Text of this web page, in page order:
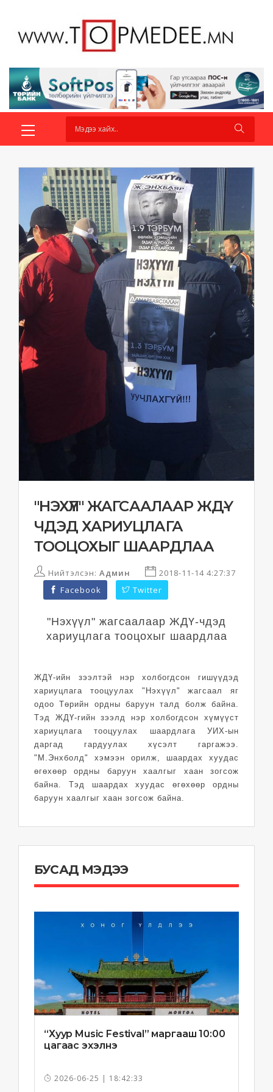
"НЭХҮҮЛ" ЖАГСААЛААР ЖДҮ-
ЧДЭД ХАРИУЦЛАГА
ТООЦОХЫГ ШААРДЛАА
Нийтэлсэн: Админ
2018-11-14 4:27:37
Facebook
Twitter
"Нэхүүл" жагсаалаар ЖДҮ-чдэд
хариуцлага тооцохыг шаардлаа
ЖДҮ-ийн зээлтэй нэр холбогдсон гишүүдэд
хариуцлага тооцуулах "Нэхүүл" жагсаал яг
одоо Төрийн ордны баруун талд болж байна.
Тэд ЖДҮ-гийн зээлд нэр холбогдсон хүмүүст
хариуцлага тооцуулах шаардлага УИХ-ын
даргад гардуулах хүсэлт гаргажээ.
"М.Энхболд" хэмээн орилж, шаардах хуудас
өгөхөөр ордны баруун хаалгыг хаан зогсож
байна. Тэд шаардах хуудас өгөхөөр ордны
баруун хаалгыг хаан зогсож байна.
БУСАД МЭДЭЭ
“Хуур Music Festival” маргааш 10:00
цагаас эхэлнэ
2026-06-25 | 18:42:33